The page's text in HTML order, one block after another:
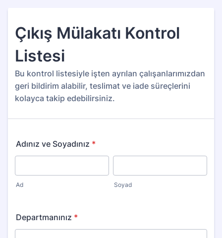
Çıkış Mülakatı Kontrol
Listesi
Bu kontrol listesiyle işten ayrılan çalışanlarımızdan
geri bildirim alabilir, teslimat ve iade süreçlerini
kolayca takip edebilirsiniz.
Adınız ve Soyadınız *
Ad Soyad
Departmanınız *